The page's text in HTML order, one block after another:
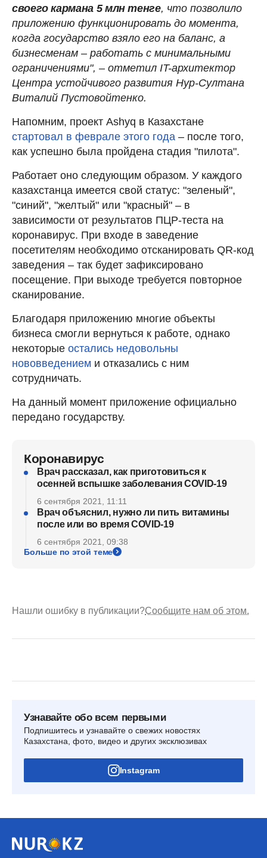
своего кармана 5 млн тенге, что позволило
приложению функционировать до момента,
когда государство взяло его на баланс, а
бизнесменам – работать с минимальными
ограничениями", – отметил IT-архитектор
Центра устойчивого развития Нур-Султана
Виталий Пустовойтенко.
Напомним, проект Ashyq в Казахстане
стартовал в феврале этого года – после того,
как успешно была пройдена стадия "пилота".
Работает оно следующим образом. У каждого
казахстанца имеется свой статус: "зеленый",
"синий", "желтый" или "красный" – в
зависимости от результатов ПЦР-теста на
коронавирус. При входе в заведение
посетителям необходимо отсканировать QR-код
заведения – так будет зафиксировано
посещение. При выходе требуется повторное
сканирование.
Благодаря приложению многие объекты
бизнеса смогли вернуться к работе, однако
некоторые остались недовольны
нововведением и отказались с ним
сотрудничать.
На данный момент приложение официально
передано государству.
Коронавирус
Врач рассказал, как приготовиться к
осенней вспышке заболевания COVID-19
6 сентября 2021, 11:11
Врач объяснил, нужно ли пить витамины
после или во время COVID-19
6 сентября 2021, 09:38
Больше по этой теме
Нашли ошибку в публикации?Сообщите нам об этом.
Узнавайте обо всем первыми
Подпишитесь и узнавайте о свежих новостях
Казахстана, фото, видео и других эксклюзивах
Instagram